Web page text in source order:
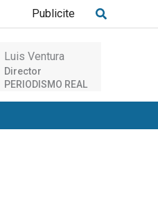
Publicite Buscar
Luis Ventura
Director
PERIODISMO REAL